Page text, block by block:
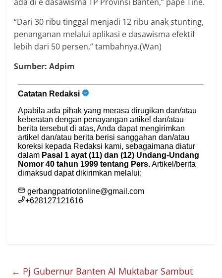
“Dari 30 ribu tinggal menjadi 12 ribu anak stunting,
penanganan melalui aplikasi e dasawisma efektif
lebih dari 50 persen,” tambahnya.(Wan)
Sumber: Adpim
← Pj Gubernur Banten Al Muktabar Sambut